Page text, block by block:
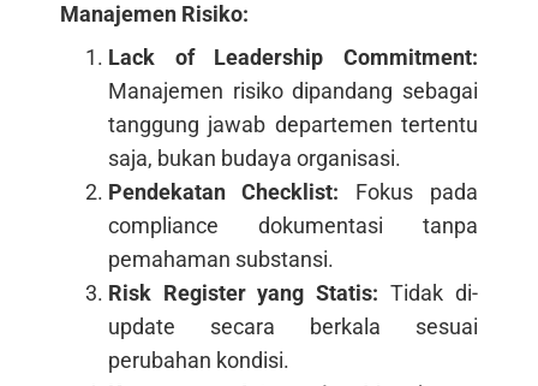
Manajemen Risiko:
Lack of Leadership Commitment:
Manajemen risiko dipandang sebagai
tanggung jawab departemen tertentu
saja, bukan budaya organisasi.
Pendekatan Checklist: Fokus pada
compliance dokumentasi tanpa
pemahaman substansi.
Risk Register yang Statis: Tidak di-
update secara berkala sesuai
perubahan kondisi.